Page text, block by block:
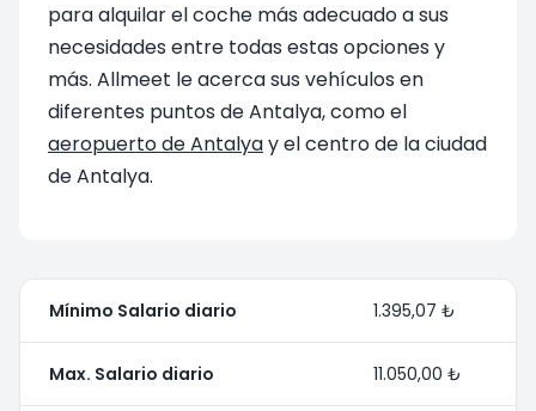
para alquilar el coche más adecuado a sus
necesidades entre todas estas opciones y
más. Allmeet le acerca sus vehículos en
diferentes puntos de Antalya, como el
aeropuerto de Antalyay el centro de la ciudad
de Antalya.
Mínimo Salario diario 1.395,07 ₺
Max. Salario diario 11.050,00 ₺